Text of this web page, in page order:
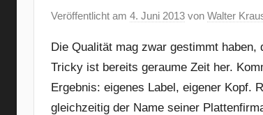
Veröffentlicht am 4. Juni 2013 von Walter
Die Qualität mag zwar gestimmt
Tricky ist bereits geraume Zeit her.
Ergebnis: eigenes Label, eigener Kopf.
gleichzeitig der Name seiner